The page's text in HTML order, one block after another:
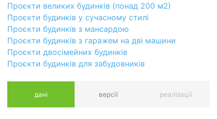
Проєкти великих будинків (понад 200 м2)
Проєкти будинків у сучасному стилі
Проєкти будинків з мансардою
Проєкти будинків з гаражем на дві машини
Проєкти двосімейних будинків
Проєкти будинків для забудовників
дані версії реалізації